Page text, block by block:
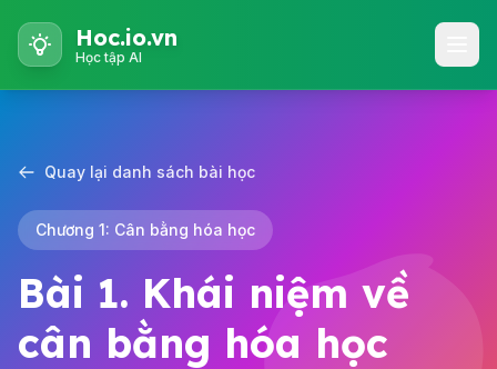
Hoc.io.vn
Học tập AI
Quay lại danh sách bài học
Chương 1: Cân bằng hóa học
Bài 1. Khái niệm về
cân bằng hóa học